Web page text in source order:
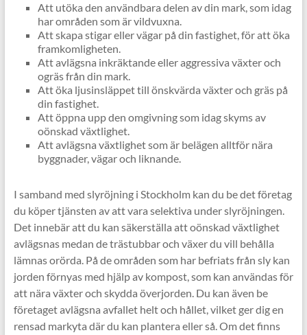
Att utöka den användbara delen av din mark, som idag
har områden som är vildvuxna.
Att skapa stigar eller vägar på din fastighet, för att öka
framkomligheten.
Att avlägsna inkräktande eller aggressiva växter och
ogräs från din mark.
Att öka ljusinsläppet till önskvärda växter och gräs på
din fastighet.
Att öppna upp den omgivning som idag skyms av
oönskad växtlighet.
Att avlägsna växtlighet som är belägen alltför nära
byggnader, vägar och liknande.
I samband med slyröjning i Stockholm kan du be det företag
du köper tjänsten av att vara selektiva under slyröjningen.
Det innebär att du kan säkerställa att oönskad växtlighet
avlägsnas medan de trästubbar och växer du vill behålla
lämnas orörda. På de områden som har befriats från sly kan
jorden förnyas med hjälp av kompost, som kan användas för
att nära växter och skydda överjorden. Du kan även be
företaget avlägsna avfallet helt och hållet, vilket ger dig en
rensad markyta där du kan plantera eller så. Om det finns